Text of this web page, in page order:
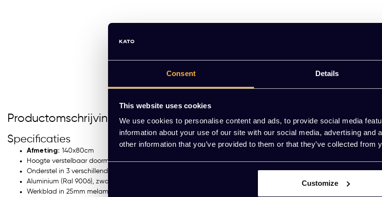
Consent Details
This website uses cookies
We use cookies to personalise content and ads, to provide social media
information about your use of our site with our social media, advertising and
other information that you’ve provided to them or that they’ve collected from
Customize
Productomschrijving
Specificaties
Afmeting: 140x80cm
Hoogte verstelbaar doormiddel van een slinger van 62 tot 87cm
Onderstel in 3 verschillende kleuren
Aluminium (Ral 9006), zwart (Ral 9005) en wit (Ral 9010)
Werkblad in 25mm melamine